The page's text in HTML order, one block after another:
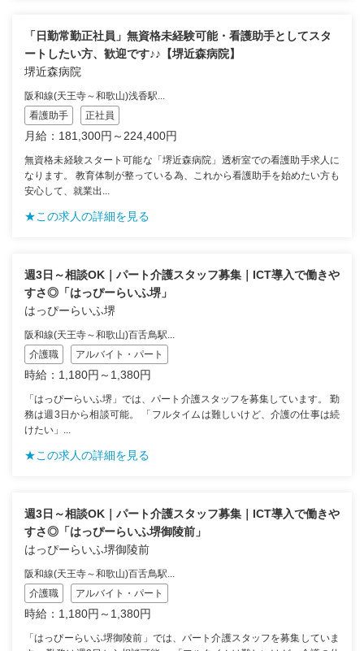
「日勤常勤正社員」無資格未経験可能・看護助手としてスタ
ートしたい方、歓迎です♪♪【堺近森病院】
堺近森病院
阪和線(天王寺～和歌山)浅香駅...
看護助手
正社員
月給：181,300円～224,400円
無資格未経験スタート可能な「堺近森病院」透析室での看護助手求人に
なります。 教育体制が整っている為、これから看護助手を始めたい方も
安心して、就業出...
★この求人の詳細を見る
週3日～相談OK｜パート介護スタッフ募集｜ICT導入で働きや
すさ◎「はっぴーらいふ堺」
はっぴーらいふ堺
阪和線(天王寺～和歌山)百舌鳥駅...
介護職
アルバイト・パート
時給：1,180円～1,380円
「はっぴーらいふ堺」では、パート介護スタッフを募集しています。 勤
務は週3日から相談可能。 「フルタイムは難しいけど、介護の仕事は続
けたい」...
★この求人の詳細を見る
週3日～相談OK｜パート介護スタッフ募集｜ICT導入で働きや
すさ◎「はっぴーらいふ堺御陵前」
はっぴーらいふ堺御陵前
阪和線(天王寺～和歌山)百舌鳥駅...
介護職
アルバイト・パート
時給：1,180円～1,380円
「はっぴーらいふ堺御陵前」では、パート介護スタッフを募集していま